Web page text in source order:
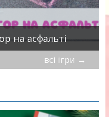
на асфальті
всі ігри →